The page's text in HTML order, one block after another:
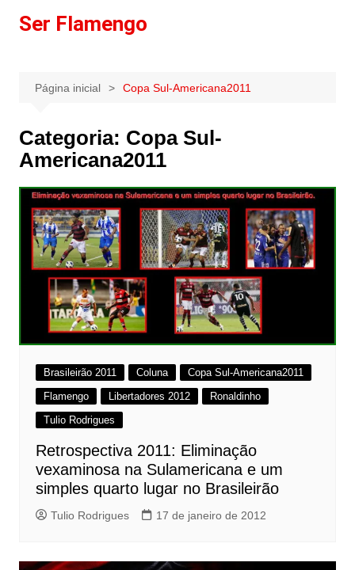
paraSer Flamengo
Página inicial Copa Sul-Americana2011
Categoria: Copa Sul-
Americana2011
Brasileirão 2011 Coluna
Copa Sul-Americana2011
Flamengo
Libertadores 2012
Ronaldinho
Tulio Rodrigues
Retrospectiva 2011: Eliminação
vexaminosa na Sulamericana e um
simples quarto lugar no Brasileirão
Tulio Rodrigues 17 de janeiro de 2012